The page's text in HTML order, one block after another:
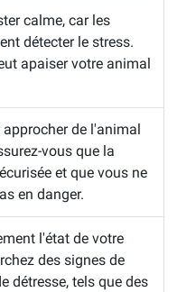
calme, car les
détecter le stress.
apaiser votre animal
de l'animal
vous que la
et que vous ne
en danger.
l'état de votre
des signes de
détresse, tels que des